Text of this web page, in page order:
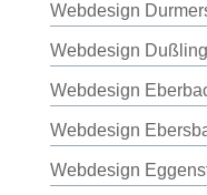
Webdesign
Webdesign
Webdesign
Webdesign
Webdesign